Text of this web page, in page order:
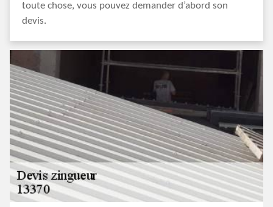
toute chose, vous pouvez demander d’abord son
devis.